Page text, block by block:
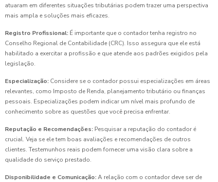
atuaram em diferentes situações tributárias podem trazer uma perspectiva
mais ampla e soluções mais eficazes.
Registro Profissional: É importante que o contador tenha registro no
Conselho Regional de Contabilidade (CRC). Isso assegura que ele está
habilitado a exercitar a profissão e que atende aos padrões exigidos pela
legislação.
Especialização: Considere se o contador possui especializações em áreas
relevantes, como Imposto de Renda, planejamento tributário ou finanças
pessoais. Especializações podem indicar um nível mais profundo de
conhecimento sobre as questões que você precisa enfrentar.
Reputação e Recomendações: Pesquisar a reputação do contador é
crucial. Veja se ele tem boas avaliações e recomendações de outros
clientes. Testemunhos reais podem fornecer uma visão clara sobre a
qualidade do serviço prestado.
Disponibilidade e Comunicação:A relação com o contador deve ser de